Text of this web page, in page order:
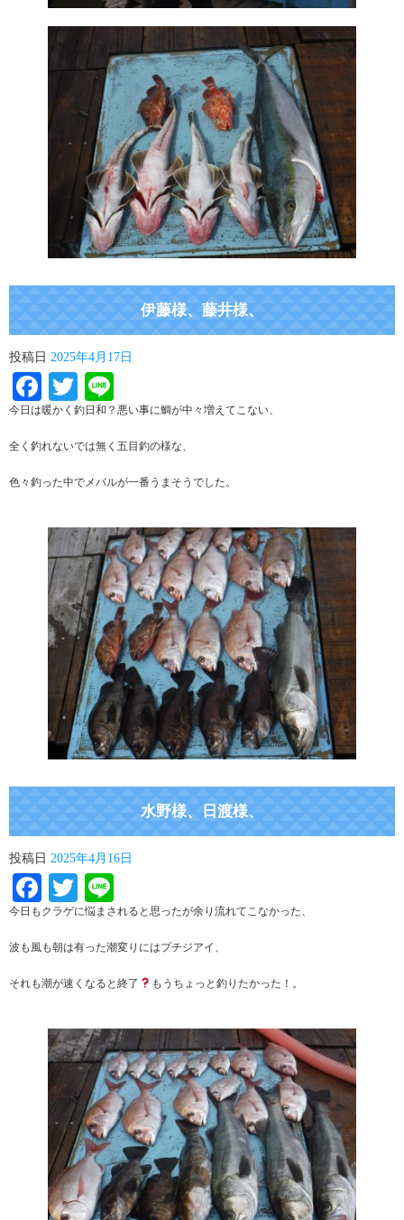
伊藤様、藤井様、
投稿日 2025年4月17日
Facebook
Twitter
今日は暖かく釣日和？悪い事に鯛が中々増えてこない、
全く釣れないでは無く五目釣の様な、
色々釣った中でメバルが一番うまそうでした。
水野様、日渡様、
投稿日 2025年4月16日
Facebook
Twitter
今日もクラゲに悩まされると思ったが余り流れてこなかった、
波も風も朝は有った潮変りにはプチジアイ、
それも潮が速くなると終了 もうちょっと釣りたかった！。